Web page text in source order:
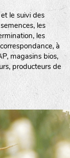
le suivi des
les
les
à
magasins bios,
producteurs de